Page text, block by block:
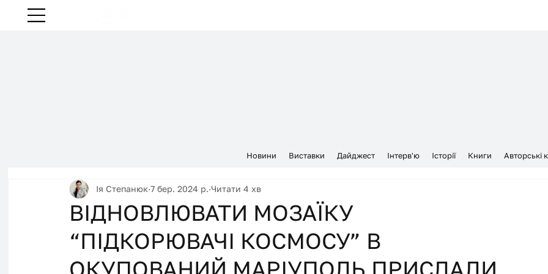
ВІДНОВЛЮВАТИ МОЗАЇКУ
“ПІДКОРЮВАЧІ КОСМОСУ” В
ОКУПОВАНИЙ МАРІУПОЛЬ ПРИСЛАЛИ
Ія Степанюк 7 бер. 2024 р. Читати 4 хв
Новини Виставки Дайджест Інтерв'ю Історії Книги Авторські